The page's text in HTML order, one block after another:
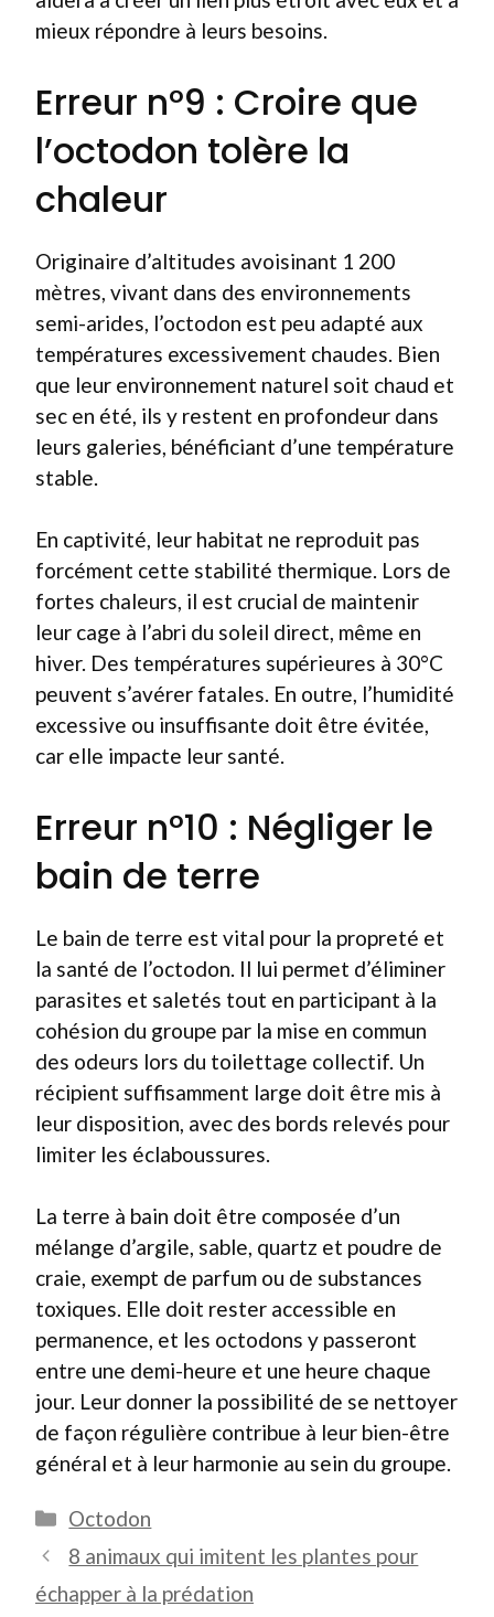
mieux répondre à leurs besoins.
Erreur n°9 : Croire que
l’octodon tolère la
chaleur
Originaire d’altitudes avoisinant 1 200
mètres, vivant dans des environnements
semi-arides, l’octodon est peu adapté aux
températures excessivement chaudes. Bien
que leur environnement naturel soit chaud et
sec en été, ils y restent en profondeur dans
leurs galeries, bénéficiant d’une température
stable.
En captivité, leur habitat ne reproduit pas
forcément cette stabilité thermique. Lors de
fortes chaleurs, il est crucial de maintenir
leur cage à l’abri du soleil direct, même en
hiver. Des températures supérieures à 30°C
peuvent s’avérer fatales. En outre, l’humidité
excessive ou insuffisante doit être évitée,
car elle impacte leur santé.
Erreur n°10 : Négliger le
bain de terre
Le bain de terre est vital pour la propreté et
la santé de l’octodon. Il lui permet d’éliminer
parasites et saletés tout en participant à la
cohésion du groupe par la mise en commun
des odeurs lors du toilettage collectif. Un
récipient suffisamment large doit être mis à
leur disposition, avec des bords relevés pour
limiter les éclaboussures.
La terre à bain doit être composée d’un
mélange d’argile, sable, quartz et poudre de
craie, exempt de parfum ou de substances
toxiques. Elle doit rester accessible en
permanence, et les octodons y passeront
entre une demi-heure et une heure chaque
jour. Leur donner la possibilité de se nettoyer
de façon régulière contribue à leur bien-être
général et à leur harmonie au sein du groupe.
Catégories
Octodon
8 animaux qui imitent les plantes pour
échapper à la prédation